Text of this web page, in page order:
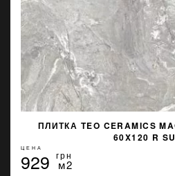
ПЛИТКА TEO CERAMICS
60X120 R
ЦЕНА
929 грн
м2